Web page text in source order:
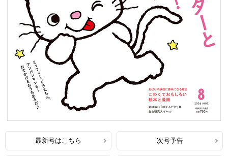
最新号はこちら 次号予告